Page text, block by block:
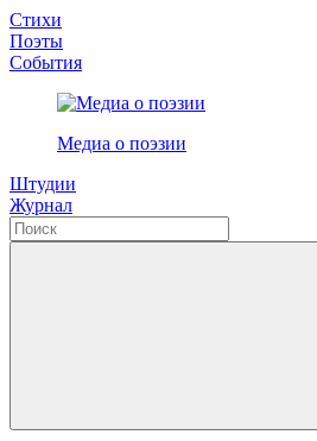
Стихи
Поэты
События
Медиа о поэзии
Штудии
Журнал